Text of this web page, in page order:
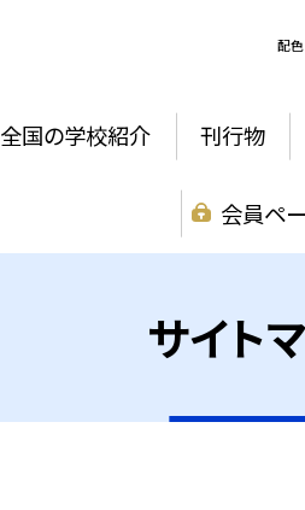
配色
全国の学校紹介 刊行物
会員ペ
サイト